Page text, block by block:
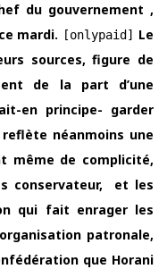
du gouvernement ,
mardi.
[onlypaid]
Le
sources, figure de
de la part d’une
en principe- garder
néanmoins une
même de complicité,
conservateur, et les
qui fait enrager les
patronale,
que Horani